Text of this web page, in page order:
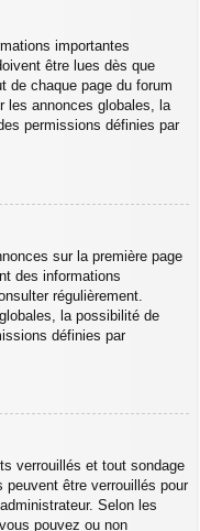
importantes
être lues dès que
de chaque page du forum
les annonces globales, la
permissions définies par
sur la première page
des informations
régulièrement.
la possibilité de
définies par
verrouillés et tout sondage
être verrouillés pour
Selon les
pouvez ou non